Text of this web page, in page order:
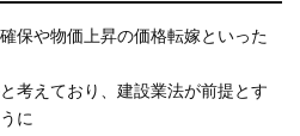
保や物価上昇の価格転嫁といった
考えており、建設業法が前提とす
に